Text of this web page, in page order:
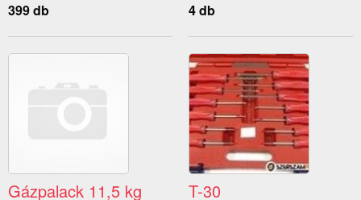
399 db 4 db
Gázpalack 11,5 kg T-30